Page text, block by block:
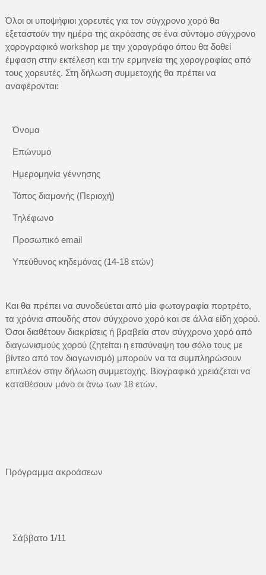
Όλοι οι υποψήφιοι χορευτές για τον σύγχρονο χορό θα
εξεταστούν την ημέρα της ακρόασης σε ένα σύντομο σύγχρονο
χορογραφικό workshop με την χορογράφο όπου θα δοθεί
έμφαση στην εκτέλεση και την ερμηνεία της χορογραφίας από
τους χορευτές. Στη δήλωση συμμετοχής θα πρέπει να
αναφέρονται:
Όνομα
Επώνυμο
Ημερομηνία γέννησης
Τόπος διαμονής (Περιοχή)
Τηλέφωνο
Προσωπικό email
Υπεύθυνος κηδεμόνας (14-18 ετών)
Και θα πρέπει να συνοδεύεται από μία φωτογραφία πορτρέτο,
τα χρόνια σπουδής στον σύγχρονο χορό και σε άλλα είδη χορού.
Όσοι διαθέτουν διακρίσεις ή βραβεία στον σύγχρονο χορό από
διαγωνισμούς χορού (ζητείται η επισύναψη του σόλο τους με
βίντεο από τον διαγωνισμό) μπορούν να τα συμπληρώσουν
επιπλέον στην δήλωση συμμετοχής. Βιογραφικό χρειάζεται να
καταθέσουν μόνο οι άνω των 18 ετών.
Πρόγραμμα ακροάσεων
Σάββατο 1/11